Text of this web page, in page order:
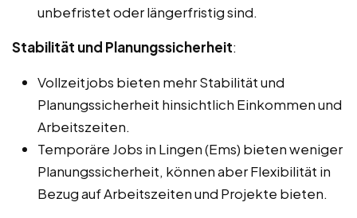
unbefristet oder längerfristig sind.
Stabilität und Planungssicherheit:
Vollzeitjobs bieten mehr Stabilität und
Planungssicherheit hinsichtlich Einkommen und
Arbeitszeiten.
Temporäre Jobs in Lingen (Ems) bieten weniger
Planungssicherheit, können aber Flexibilität in
Bezug auf Arbeitszeiten und Projekte bieten.